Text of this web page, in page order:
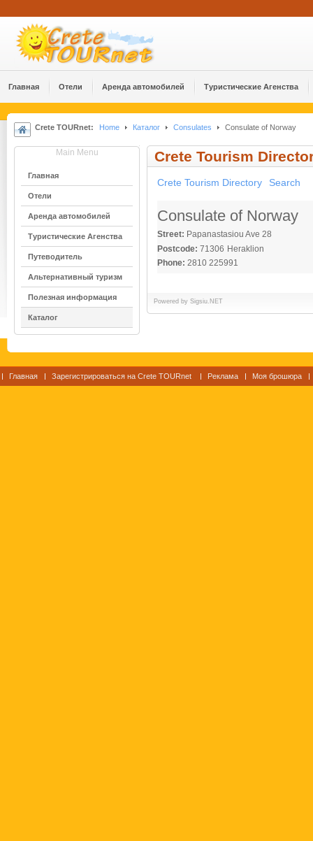
Главная Отели Аренда автомобилей Туристические Агенства
Crete TOURnet: Home Каталог Consulates Consulate of Norway
Main Menu
Главная
Отели
Аренда автомобилей
Туристические Агенства
Путеводитель
Альтернативный туризм
Полезная информация
Каталог
Crete Tourism
Crete Tourism Directory Search
Consulate of Norway
Street: Papanastasiou Ave 28
Postcode: 71306 Heraklion
Phone: 2810 225991
Powered by Sigsiu.NET
Главная Зарегистрироваться на Crete TOURnet Реклама Моя брошюра